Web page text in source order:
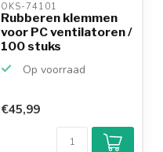
OKS-74101
Rubberen klemmen
voor PC ventilatoren /
100 stuks
Op voorraad
€45,99